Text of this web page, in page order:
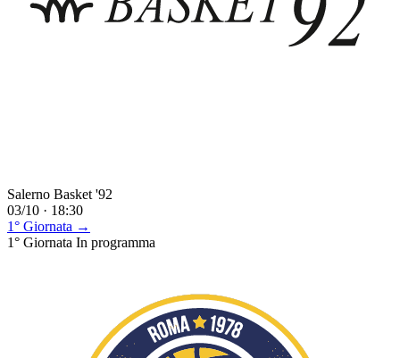
Salerno Basket '92
03/10 · 18:30
1° Giornata →
1° Giornata In programma